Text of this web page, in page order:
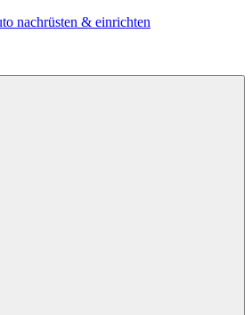
nachrüsten & einrichten